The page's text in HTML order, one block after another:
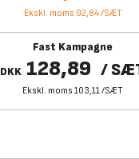
Ekskl. moms 92,84/SÆT
Fast Kampagne
DKK 128,89 /
Ekskl. moms 103,11/SÆT